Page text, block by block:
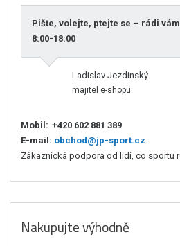
Pište, volejte, ptejte se – rádi
8:00-18:00
Ladislav Jezdinský
majitel e-shopu
Mobil: +420 602 881 389
E-mail: obchod@jp-sport.cz
Zákaznická podpora od lidí, co sportu
Nakupujte výhodně